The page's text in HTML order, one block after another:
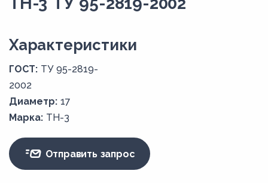
Xарактеристики
ГОСТ: ТУ 95-2819-
2002
Диаметр: 17
Марка: ТН-3
Отправить запрос